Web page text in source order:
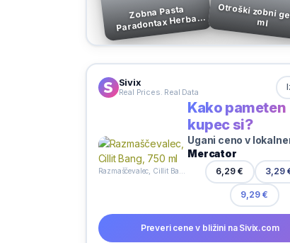
Zobna Pasta
Paradontax Herbal
75 ml
Otroški zobni
ml
Sivix
Real Prices. Real Data
Kako pameten
kupec si?
Ugani ceno v
Mercator
6,29 € 3,29
9,29 €
Preveri cene v bližini na Sivix.com